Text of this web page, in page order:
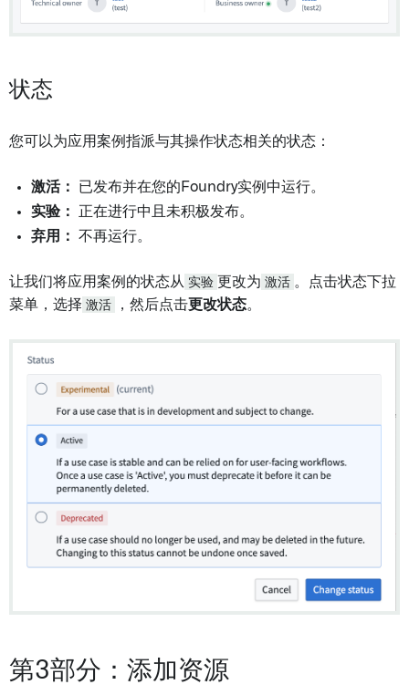
状态
您可以为应用案例指派与其操作状态相关的状态：
激活：
已发布并在您的Foundry实例中运行。
实验：
正在进行中且未积极发布。
弃用：
不再运行。
让我们将应用案例的状态从 实验 更改为 激活 。点击状态下拉
菜单，选择 激活 ，然后点击更改状态。
第3部分：添加资源